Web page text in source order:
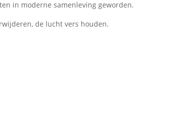
in moderne samenleving geworden.
de lucht vers houden.